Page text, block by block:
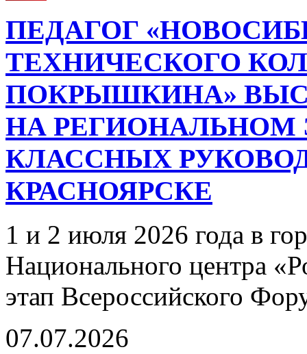
ПЕДАГОГ
ТЕХНИЧЕСКОГО
ПОКРЫШКИНА»
НА РЕГИОНАЛЬНОМ
КЛАССНЫХ
КРАСНОЯРСКЕ
1 и 2 июля 2026 года в
Национального центра
этап Всероссийского
07.07.2026